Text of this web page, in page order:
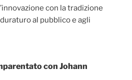
con la tradizione
al pubblico e agli
con Johann